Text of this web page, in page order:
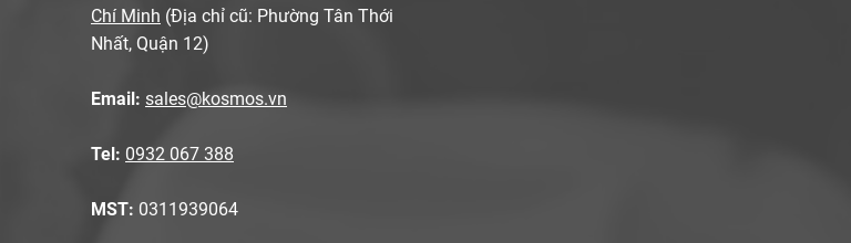
Chí Minh (Địa chỉ cũ: Phường Tân Thới
Nhất, Quận 12)
Email: sales@kosmos.vn
Tel: 0932 067 388
MST: 0311939064